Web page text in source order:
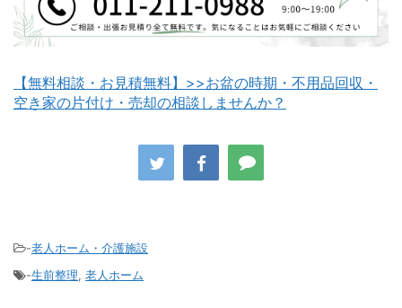
【無料相談・お見積無料】>>お盆の時期・不用品回収・
空き家の片付け・売却の相談しませんか？
-老人ホーム・介護施設
-生前整理, 老人ホーム